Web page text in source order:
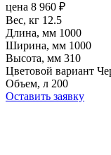
цена 8 960 ₽
Вес, кг 12.5
Длина, мм 1000
Ширина, мм 1000
Высота, мм 310
Цветовой вариант
Объем, л 200
Оставить заявку